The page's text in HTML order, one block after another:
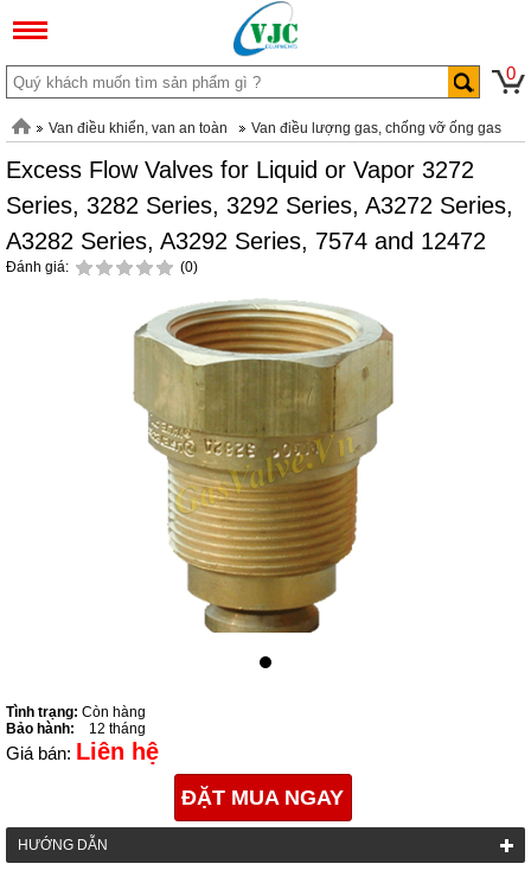
0
Van điều khiển, van an toàn Van điều lượng gas, chống vỡ ống gas
Excess Flow Valves for Liquid or Vapor 3272
Series, 3282 Series, 3292 Series, A3272 Series,
A3282 Series, A3292 Series, 7574 and 12472
Đánh giá: (0)
Tình trạng: Còn hàng
Bảo hành:
12 tháng
Giá bán: Liên hệ
ĐẶT MUA NGAY
HƯỚNG DẪN